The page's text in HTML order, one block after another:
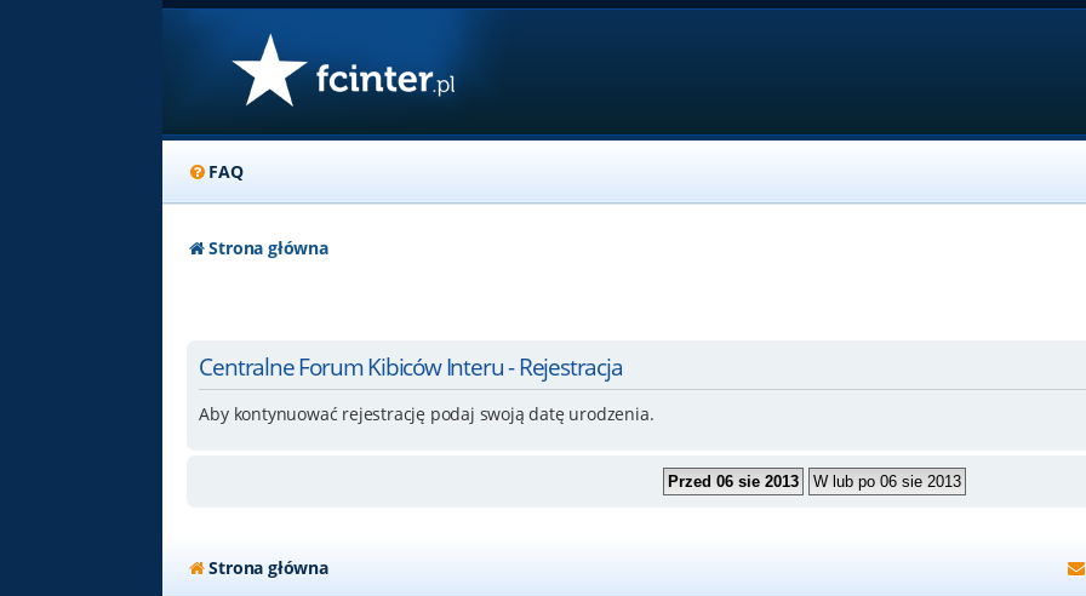
FAQ
Strona główna
Centralne Forum Kibiców Interu - Rejestracja
Aby kontynuować rejestrację podaj swoją datę urodzenia.
Strona główna